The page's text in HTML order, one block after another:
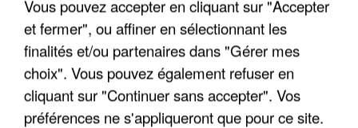
LES DONNÉES DE 300 000 CLIENTS DÉROBÉES À
INTERMARCHÉ APRÈS UNE...
Vous pouvez accepter en cliquant sur "Accepter
et fermer", ou affiner en sélectionnant les
finalités et/ou partenaires dans "Gérer mes
choix". Vous pouvez également refuser en
cliquant sur "Continuer sans accepter". Vos
préférences ne s'appliqueront que pour ce site.